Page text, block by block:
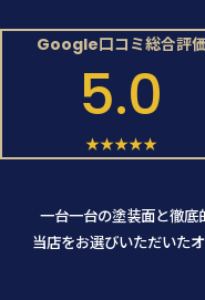
Google口コミ総合評
5.0
★★★★★
一台一台の塗装面と徹底
当店をお選びいただいた